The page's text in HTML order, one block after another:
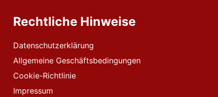
Rechtliche Hinweise
Datenschutzerklärung
Allgemeine Geschäftsbedingungen
Cookie-Richtlinie
Impressum